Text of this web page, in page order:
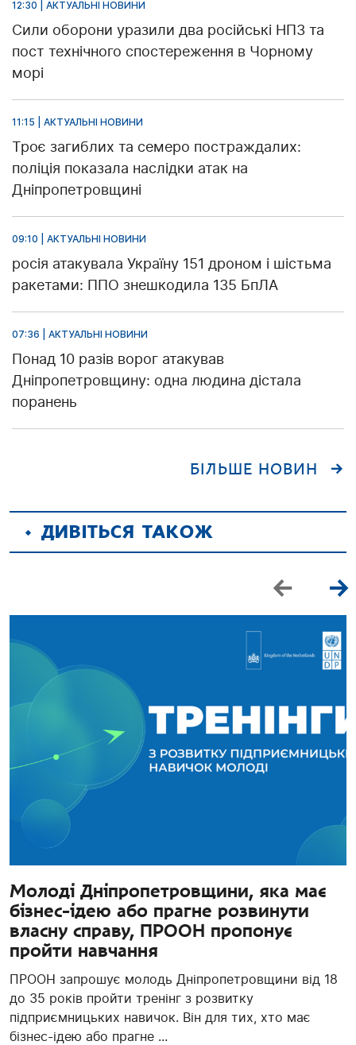
12:30 | АКТУАЛЬНІ НОВИНИ
Сили оборони уразили два російські НПЗ та
пост технічного спостереження в Чорному
морі
11:15 | АКТУАЛЬНІ НОВИНИ
Троє загиблих та семеро постраждалих:
поліція показала наслідки атак на
Дніпропетровщині
09:10 | АКТУАЛЬНІ НОВИНИ
росія атакувала Україну 151 дроном і шістьма
ракетами: ППО знешкодила 135 БпЛА
07:36 | АКТУАЛЬНІ НОВИНИ
Понад 10 разів ворог атакував
Дніпропетровщину: одна людина дістала
поранень
БІЛЬШЕ НОВИН
ДИВІТЬСЯ ТАКОЖ
Молоді Дніпропетровщини, яка має
бізнес-ідею або прагне розвинути
власну справу, ПРООН пропонує
пройти навчання
ПРООН запрошує молодь Дніпропетровщини від 18
до 35 років пройти тренінг з розвитку
підприємницьких навичок. Він для тих, хто має
бізнес-ідею або прагне ...